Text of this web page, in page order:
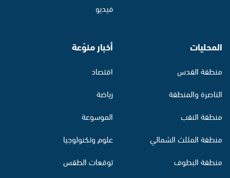
فيديو
المحليات
منطقة القدس
الناصرة والمنطقة
منطقة النقب
منطقة المثلث الشمالي
منطقة البطوف
أخبار منوّعة
اقتصاد
رياضة
الموسوعة
علوم وتكنولوجيا
توقعات الطقس